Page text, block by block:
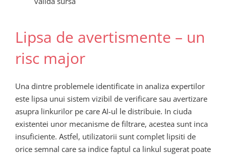
Lipsa de avertismente – un
risc major
Una dintre problemele identificate in analiza expertilor
este lipsa unui sistem vizibil de verificare sau avertizare
asupra linkurilor pe care AI-ul le distribuie. In ciuda
existentei unor mecanisme de filtrare, acestea sunt inca
insuficiente. Astfel, utilizatorii sunt complet lipsiti de
orice semnal care sa indice faptul ca linkul sugerat poate